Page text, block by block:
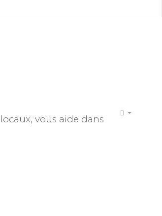
vous aide dans